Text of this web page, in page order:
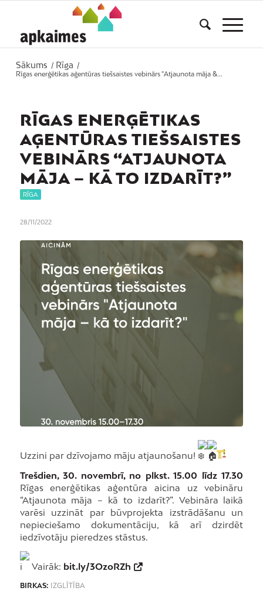
Sākums / Rīga
/
Rīgas enerģētikas aģentūras tiešsaistes vebinārs “Atjaunota māja &...
RĪGAS ENERĢĒTIKAS
AĢENTŪRAS TIEŠSAISTES
VEBINĀRS “ATJAUNOTA
MĀJA – KĀ TO IZDARĪT?”
RĪGA
28/11/2022
Uzzini par dzīvojamo māju atjaunošanu!
Trešdien, 30. novembrī, no plkst. 15.00 līdz 17.30
Rīgas enerģētikas aģentūra aicina uz vebināru
“Atjaunota māja – kā to izdarīt?”. Vebināra laikā
varēsi uzzināt par būvprojekta izstrādāšanu un
nepieciešamo dokumentāciju, kā arī dzirdēt
iedzīvotāju pieredzes stāstus.
Vairāk: bit.ly/3OzoRZh
BIRKAS: IZGLĪTĪBA